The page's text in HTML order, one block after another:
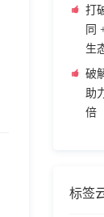
打
同
生
破
助
倍
标签